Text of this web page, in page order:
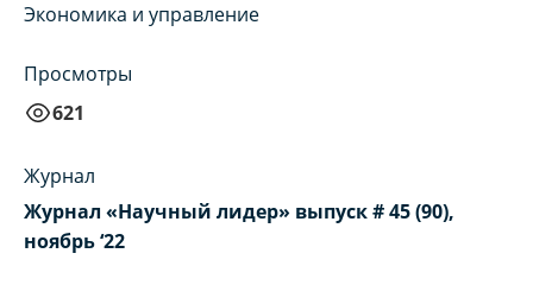
Экономика и управление
Просмотры
621
Журнал
Журнал «Научный лидер» выпуск # 45 (90),
ноябрь ‘22